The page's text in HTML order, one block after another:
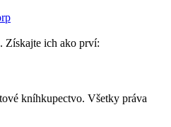
Získajte ich ako prví:
kníhkupectvo. Všetky práva